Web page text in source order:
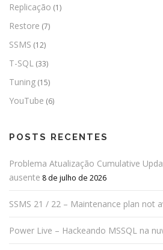
Replicação (1)
Restore (7)
SSMS (12)
T-SQL (33)
Tuning (15)
YouTube (6)
POSTS RECENTES
Problema Atualização Cumulative
ausente 8 de julho de 2026
SSMS 21 / 22 – Maintenance plan not
Power Live – Hackeando MSSQL na